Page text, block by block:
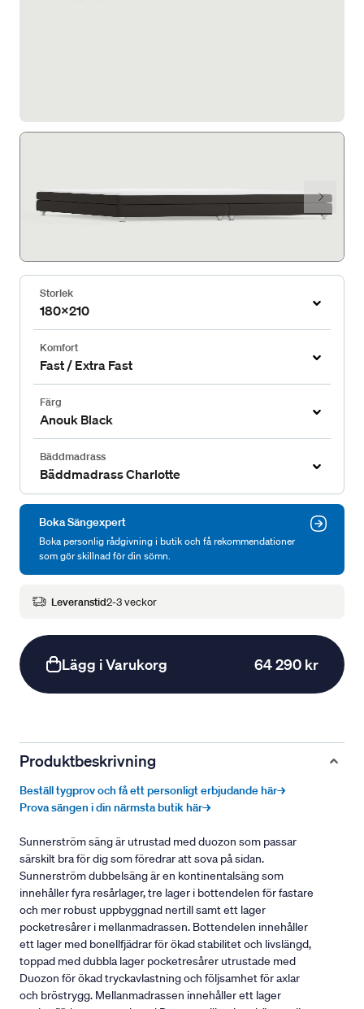
Storlek
180x210
Komfort
Fast / Extra Fast
Färg
Anouk Black
Bäddmadrass
Bäddmadrass Charlotte
Boka Sängexpert
Boka personlig rådgivning i butik och få rekommendationer
som gör skillnad för din sömn.
Leveranstid2-3 veckor
Lägg i Varukorg 64 290 kr
Produktbeskrivning
Beställ tygprov och få ett personligt erbjudande här→
Prova sängen i din närmsta butik här→
Sunnerström säng är utrustad med duozon som passar
särskilt bra för dig som föredrar att sova på sidan.
Sunnerström dubbelsäng är en kontinentalsäng som
innehåller fyra resårlager, tre lager i bottendelen för fastare
och mer robust uppbyggnad nertill samt ett lager
pocketresårer i mellanmadrassen. Bottendelen innehåller
ett lager med bonellfjädrar för ökad stabilitet och livslängd,
toppad med dubbla lager pocketresårer utrustade med
Duozon för ökad tryckavlastning och följsamhet för axlar
och bröstrygg. Mellanmadrassen innehåller ett lager